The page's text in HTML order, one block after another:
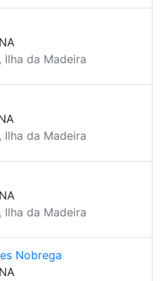
Ilha da Madeira
Ilha da Madeira
Ilha da Madeira
Nobrega